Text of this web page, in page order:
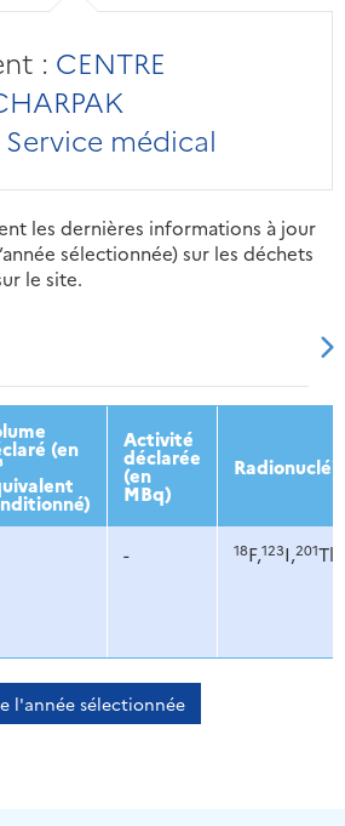
: CENTRE
Service médical
les dernières informations à jour
sélectionnée) sur les déchets
le site.
2015 2016
(en Activité
déclarée
(en
MBq)
- 18F,123I,201Tl,
l'année sélectionnée